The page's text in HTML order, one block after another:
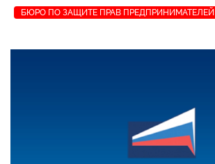
БЮРО ПО ЗАЩИТЕ ПРАВ ПРЕДПРИНИМАТЕЛЕЙ